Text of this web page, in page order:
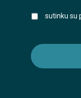
sutinku su